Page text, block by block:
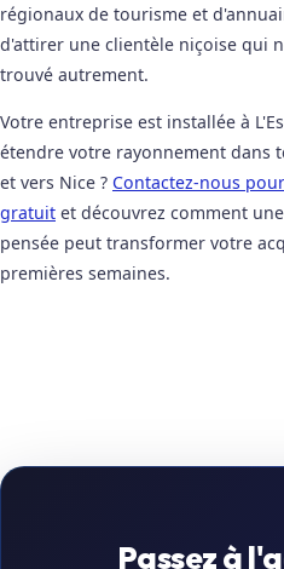
régionaux de tourisme et
d'attirer une clientèle niçoise qui
trouvé autrement.
Votre entreprise est installée à
étendre votre rayonnement dans
et vers Nice ? Contactez-nous
gratuit et découvrez comment
pensée peut transformer votre
premières semaines.
Passez à